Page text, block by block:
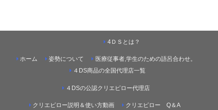
ホーム
4ＤＳとは？
姿勢について
医療従事者,学生のための語呂合わせ。
４DS商品の全国代理店一覧
４DSの公認クリエピロー代理店
クリエピロー説明＆使い方動画
クリエピロー Q＆A